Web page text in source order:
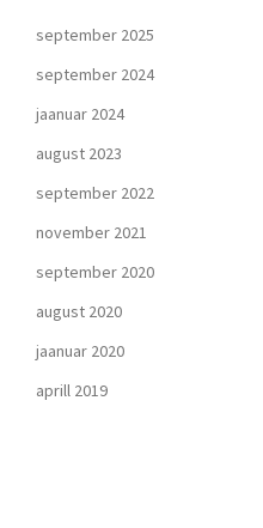
september 2025
september 2024
jaanuar 2024
august 2023
september 2022
november 2021
september 2020
august 2020
jaanuar 2020
aprill 2019